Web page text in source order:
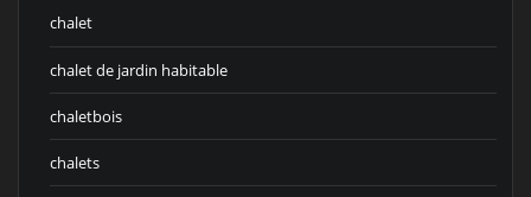
chalet
chalet de jardin habitable
chaletbois
chalets